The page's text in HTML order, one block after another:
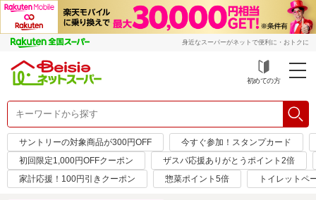
身近なスーパーがネットで便利に・おトクに
初めての方
サントリーの対象商品が300円OFF
今すぐ参加！スタンプカード
初回限定1,000円OFFクーポン
ザスパ応援ありがとうポイント2倍
家計応援！100円引きクーポン
惣菜ポイント5倍 トイレットペ